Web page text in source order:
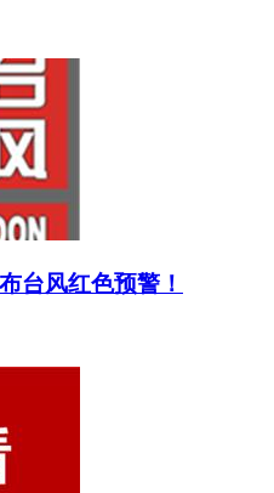
台风红色预警！